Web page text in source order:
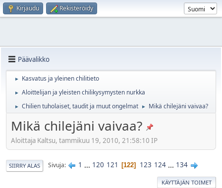
Kirjaudu Rekisteröidy
Päävalikko
► Kasvatus ja yleinen chilitieto
► Aloittelijan ja yleisten chilikysymysten nurkka
► Chilien tuholaiset, taudit ja muut ongelmat ► Mikä chilejäni vaivaa?
Mikä chilejäni vaivaa?
Aloittaja Kaltsu, tammikuu 19, 2010, 21:58:10 IP
SIIRRY ALAS Sivuja 1 ... 120 121 122 123 124 ... 134
KÄYTTÄJÄN TOIMET